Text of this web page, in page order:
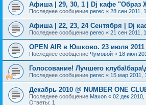
Афиша | 29, 30, 1 | Dj кафе "Образ
Последнее сообщение perec « 28 сен 2011,
Афиша | 22, 23, 24 Сентября | Dj
Последнее сообщение perec « 21 сен 2011,
OPEN AIR в Юшково. 23 июля 2011
Последнее сообщение Чумовой « 18 июл
Голосование! Лучшего
Последнее сообщение perec « 15 мар 2011,
Декабрь 2010 @ NUMBER ONE
Последнее сообщение Maxon « 02 дек 2010,
Ответы: 1